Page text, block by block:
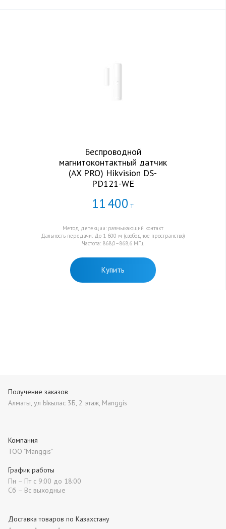
Беспроводной
магнитоконтактный датчик
(AX PRO) Hikvision DS-
PD121-WE
11400 Т
Метод детекции: размыкающий контакт
Дальность передачи: До 1 600 м (свободное пространство)
Частота: 868,0–868,6 МГц
Купить
Получение заказов
Алматы, ул Ыкылас 3Б, 2 этаж, Manggis
Компания
ТОО "Manggis"
Доставка товаров по Казахстану
График работы
Пн – Пт с 9:00 до 18:00
Сб – Вс выходные